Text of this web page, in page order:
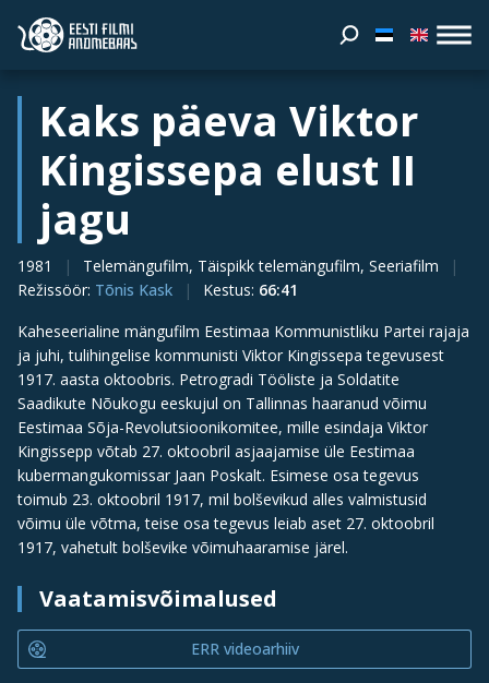
Kaks päeva Viktor
Kingissepa elust II
jagu
1981
Telemängufilm, Täispikk telemängufilm, Seeriafilm
Režissöör: Tõnis Kask Kestus: 66:41
Kaheseerialine mängufilm Eestimaa Kommunistliku Partei rajaja
ja juhi, tulihingelise kommunisti Viktor Kingissepa tegevusest
1917. aasta oktoobris. Petrogradi Tööliste ja Soldatite
Saadikute Nõukogu eeskujul on Tallinnas haaranud võimu
Eestimaa Sõja-Revolutsioonikomitee, mille esindaja Viktor
Kingissepp võtab 27. oktoobril asjaajamise üle Eestimaa
kubermangukomissar Jaan Poskalt. Esimese osa tegevus
toimub 23. oktoobril 1917, mil bolševikud alles valmistusid
võimu üle võtma, teise osa tegevus leiab aset 27. oktoobril
1917, vahetult bolševike võimuhaaramise järel.
Vaatamisvõimalused
ERR videoarhiiv